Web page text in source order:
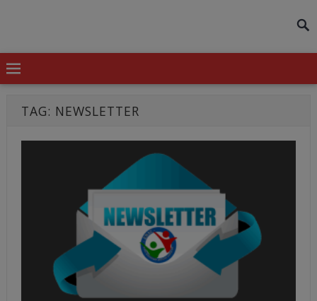
TAG: NEWSLETTER